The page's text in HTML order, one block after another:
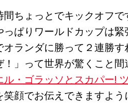
ちょっとでキックオフで
ぱりワールドカップは緊
オランダに勝って２連勝
！」って世界が驚くこと
ル・ゴラッソとスカパー!
笑顔でお伝えできますよう